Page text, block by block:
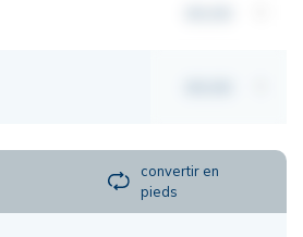
convertir en
pieds